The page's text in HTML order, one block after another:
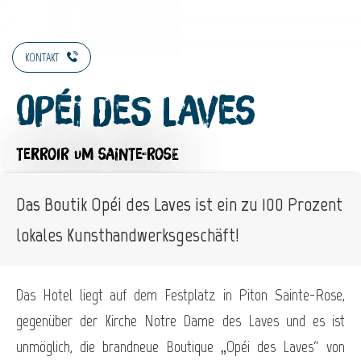
KONTAKT
Opéi des Laves
TERROIR UM SAINTE-ROSE
Das Boutik Opéi des Laves ist ein zu 100 Prozent
lokales Kunsthandwerksgeschäft!
Das Hotel liegt auf dem Festplatz in Piton Sainte-Rose,
gegenüber der Kirche Notre Dame des Laves und es ist
unmöglich, die brandneue Boutique „Opéi des Laves“ von